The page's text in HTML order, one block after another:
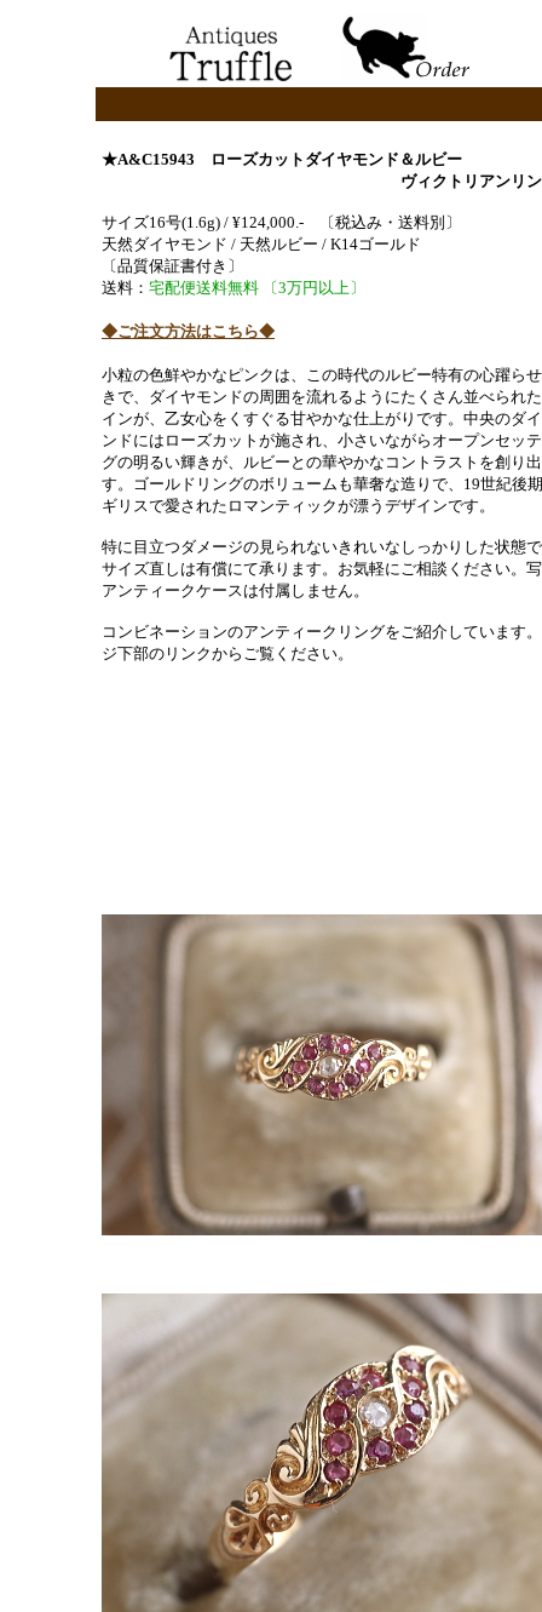
★A&C15943 ローズカットダイヤモンド＆ルビー
ヴィクトリアンリン
サイズ16号(1.6g) / ¥124,000.-
〔税込み・送料別〕
天然ダイヤモンド / 天然ルビー / K14ゴールド
〔品質保証書付き〕
送料： 宅配便送料無料 〔3万円以上〕
◆ご注文方法はこちら◆
小粒の色鮮やかなピンクは、この時代のルビー特有の心躍ら
きで、ダイヤモンドの周囲を流れるようにたくさん並べられ
インが、乙女心をくすぐる甘やかな仕上がりです。中央のダ
ンドにはローズカットが施され、小さいながらオープンセッ
グの明るい輝きが、ルビーとの華やかなコントラストを創り
す。ゴールドリングのボリュームも華奢な造りで、19世紀後
ギリスで愛されたロマンティックが漂うデザインです。
特に目立つダメージの見られないきれいなしっかりした状態
サイズ直しは有償にて承ります。お気軽にご相談ください。
アンティークケースは付属しません。
コンビネーションのアンティークリングをご紹介しています
ジ下部のリンクからご覧ください。